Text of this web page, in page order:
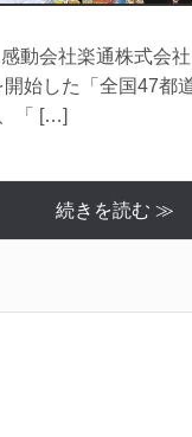
動会社楽通株式会
始した「全国47都
「 […]
続きを読む ≫